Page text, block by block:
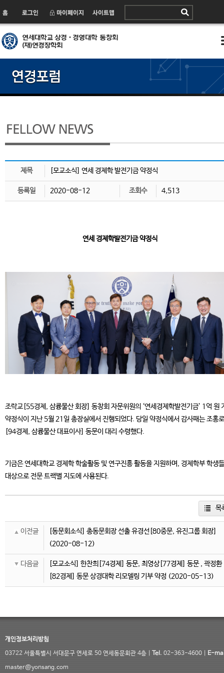
제목 [모교소식] 연세 경제학 발전기금 약정식
등록일 2020-08-12 조회수 4,513
연세 경제학발전기금 약정식
조락교[55경제, 삼륭물산 회장] 동창회 자문위원의 ‘연세경제학발전기금’ 1억 원
약정식이 지난 5월 21일 총장실에서 진행되었다. 당일 약정식에서 감사패는 조홍로
[94경제, 삼륭물산 대표이사] 동문이 대리 수령했다.
기금은 연세대학교 경제학 학술활동 및 연구진흥 활동을 지원하며, 경제학부 학생
대상으로 전문 트랙별 지도에 사용된다.
목
이전글
[동문회소식] 총동문회장 선출 유경선[80중문, 유진그룹 회장]
(2020-08-12)
다음글
[모교소식] 한찬희[74경제] 동문, 최영상[77경제] 동문 , 곽정환
[82경제] 동문 상경대학 리모델링 기부 약정 (2020-05-13)
개인정보처리방침
03722 서울특별시 서대문구 연세로 50 연세동문회관 4층 |
Tel. 02-363-4600 | E-
master@yonsang.com